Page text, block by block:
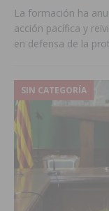
La formación ha
acción pacífica y
en defensa de la
SIN CATEGORÍA